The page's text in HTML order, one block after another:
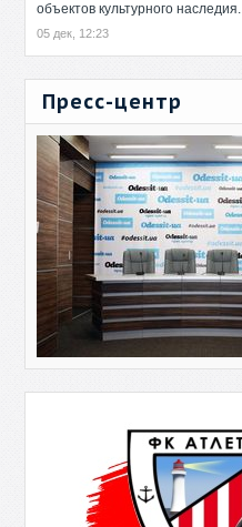
объектов культурного наследия.
05 дек, 12:23
Пресс-центр